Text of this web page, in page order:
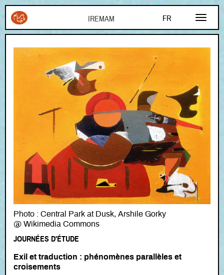
FR
EN
AR
Aller au contenu principal
Photo : Central Park at Dusk, Arshile Gorky
@ Wikimedia Commons
JOURNÉES D'ÉTUDE
Exil et traduction : phénomènes parallèles et
croisements